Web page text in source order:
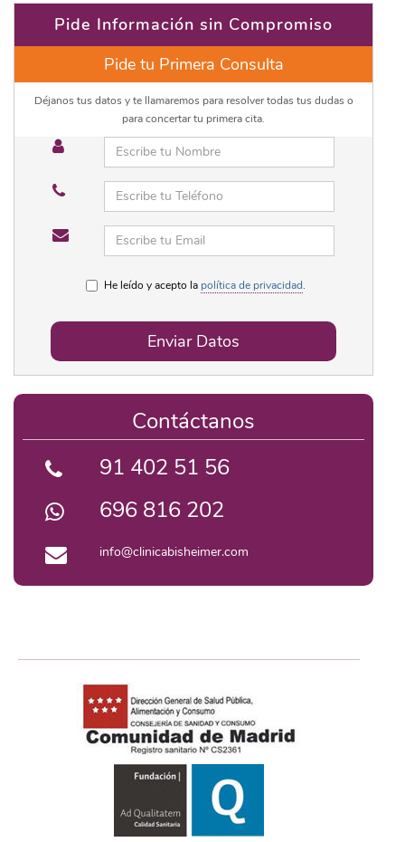
Pide Información sin Compromiso
Pide tu Primera Consulta
Déjanos tus datos y te llamaremos para resolver todas tus dudas o
para concertar tu primera cita.
He leído y acepto la política de privacidad.
Enviar Datos
Contáctanos
91 402 51 56
696 816 202
info@clinicabisheimer.com